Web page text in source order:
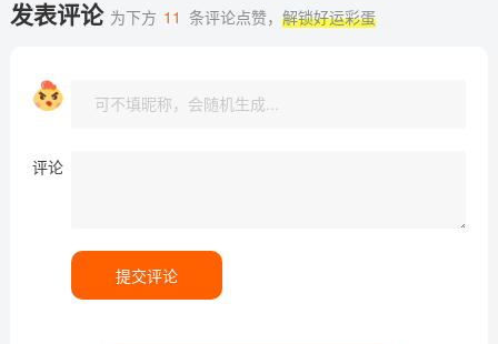
发表评论 为下方 11 条评论点赞，解锁好运彩蛋
评论
提交评论